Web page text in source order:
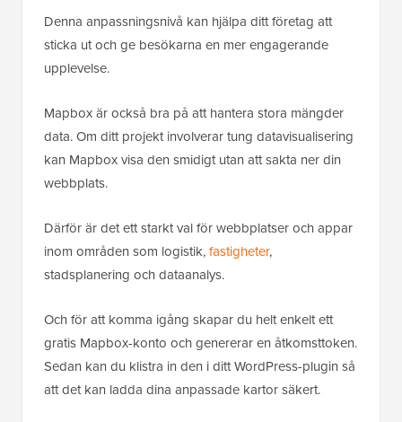
Denna anpassningsnivå kan hjälpa ditt företag att
sticka ut och ge besökarna en mer engagerande
upplevelse.
Mapbox är också bra på att hantera stora mängder
data. Om ditt projekt involverar tung datavisualisering
kan Mapbox visa den smidigt utan att sakta ner din
webbplats.
Därför är det ett starkt val för webbplatser och appar
inom områden som logistik,fastigheter,
stadsplanering och dataanalys.
Och för att komma igång skapar du helt enkelt ett
gratis Mapbox-konto och genererar en åtkomsttoken.
Sedan kan du klistra in den i ditt WordPress-plugin så
att det kan ladda dina anpassade kartor säkert.